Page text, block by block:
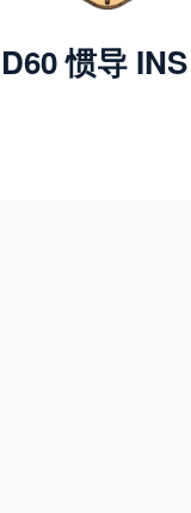
惯导 INS